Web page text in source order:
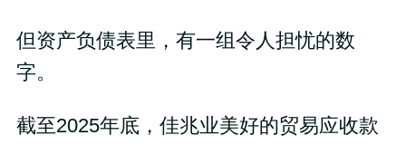
但资产负债表里，有一组令人担忧的数
字。
截至2025年底，佳兆业美好的贸易应收款